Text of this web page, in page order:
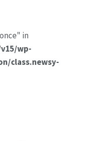
in
wp-
class.newsy-